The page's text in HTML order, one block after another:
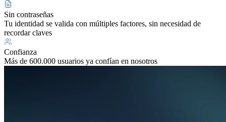
Sin contraseñas
Tu identidad se valida con múltiples factores, sin necesidad de
recordar claves
Confianza
Más de 600.000 usuarios ya confían en nosotros